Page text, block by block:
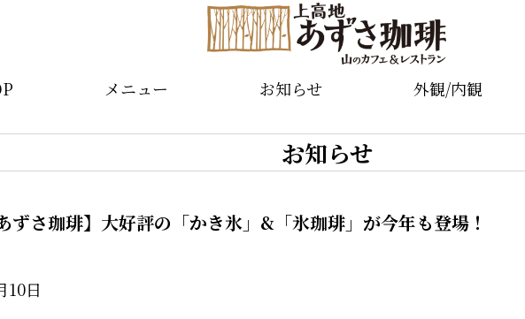
メニュー お知らせ 外観/内観
お知らせ
ずさ珈琲】大好評の「かき氷」&「氷珈琲」が今年も登場！
10日